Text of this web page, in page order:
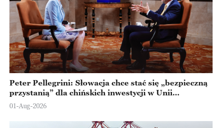
Peter Pellegrini: Słowacja chce stać się „bezpieczną
przystanią” dla chińskich inwestycji w Unii
Europejskiej
01-Aug-2026